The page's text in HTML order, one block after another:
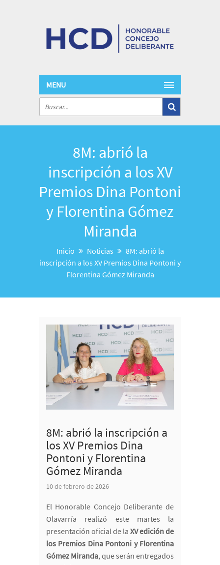
MENU
8M: abrió la
inscripción a los XV
Premios Dina Pontoni
y Florentina Gómez
Miranda
Inicio Noticias
8M: abrió la
inscripción a los XV Premios Dina Pontoni y
Florentina Gómez Miranda
8M: abrió la inscripción a
los XV Premios Dina
Pontoni y Florentina
Gómez Miranda
10 de febrero de 2026
El Honorable Concejo Deliberante de
Olavarría realizó este martes la
presentación oficial de la XV edición de
los Premios Dina Pontoni y Florentina
Gómez Miranda, que serán entregados